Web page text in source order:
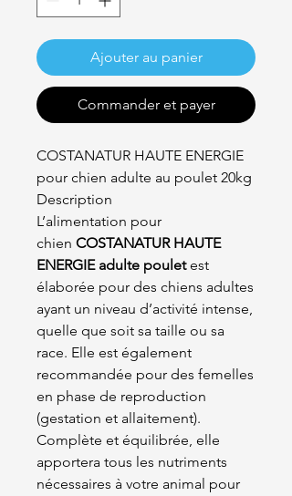
Ajouter au panier
Commander et payer
COSTANATUR HAUTE ENERGIE
pour chien adulte au poulet 20kg
Description
L’alimentation pour
chien COSTANATUR HAUTE
ENERGIE adulte pouletest
élaborée pour des chiens adultes
ayant un niveau d’activité intense,
quelle que soit sa taille ou sa
race. Elle est également
recommandée pour des femelles
en phase de reproduction
(gestation et allaitement).
Complète et équilibrée, elle
apportera tous les nutriments
nécessaires à votre animal pour